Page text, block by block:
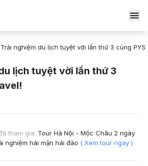
Trải nghiệm du lịch tuyệt vời lần thứ 3 cùng PYS
lịch tuyệt vời lần thứ 3
tham gia: Tour Hà Nội - Mộc Châu 2 ngày
nghiệm hái mận hái đào ( Xem tour ngay )